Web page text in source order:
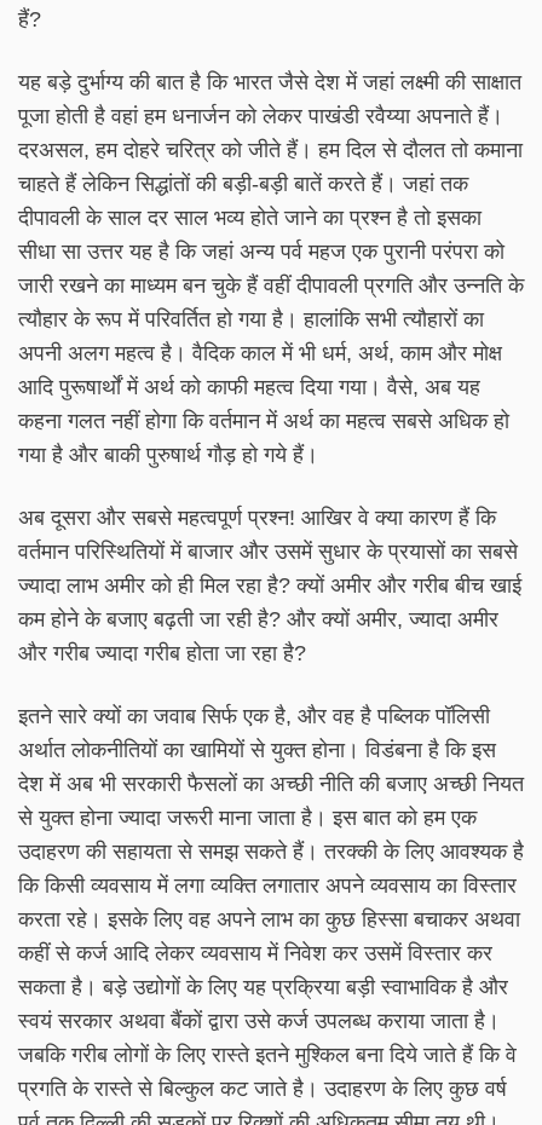
हैं?
यह बड़े दुर्भाग्य की बात है कि भारत जैसे देश में जहां लक्ष्मी की साक्षात
पूजा होती है वहां हम धनार्जन को लेकर पाखंडी रवैय्या अपनाते हैं।
दरअसल, हम दोहरे चरित्र को जीते हैं। हम दिल से दौलत तो कमाना
चाहते हैं लेकिन सिद्धांतों की बड़ी-बड़ी बातें करते हैं। जहां तक
दीपावली के साल दर साल भव्य होते जाने का प्रश्न है तो इसका
सीधा सा उत्तर यह है कि जहां अन्य पर्व महज एक पुरानी परंपरा को
जारी रखने का माध्यम बन चुके हैं वहीं दीपावली प्रगति और उन्नति के
त्यौहार के रूप में परिवर्तित हो गया है। हालांकि सभी त्यौहारों का
अपनी अलग महत्व है। वैदिक काल में भी धर्म, अर्थ, काम और मोक्ष
आदि पुरूषार्थों में अर्थ को काफी महत्व दिया गया। वैसे, अब यह
कहना गलत नहीं होगा कि वर्तमान में अर्थ का महत्व सबसे अधिक हो
गया है और बाकी पुरुषार्थ गौड़ हो गये हैं।
अब दूसरा और सबसे महत्वपूर्ण प्रश्न! आखिर वे क्या कारण हैं कि
वर्तमान परिस्थितियों में बाजार और उसमें सुधार के प्रयासों का सबसे
ज्यादा लाभ अमीर को ही मिल रहा है? क्यों अमीर और गरीब बीच खाई
कम होने के बजाए बढ़ती जा रही है? और क्यों अमीर, ज्यादा अमीर
और गरीब ज्यादा गरीब होता जा रहा है?
इतने सारे क्यों का जवाब सिर्फ एक है, और वह है पब्लिक पॉलिसी
अर्थात लोकनीतियों का खामियों से युक्त होना। विडंबना है कि इस
देश में अब भी सरकारी फैसलों का अच्छी नीति की बजाए अच्छी नियत
से युक्त होना ज्यादा जरूरी माना जाता है। इस बात को हम एक
उदाहरण की सहायता से समझ सकते हैं। तरक्की के लिए आवश्यक है
कि किसी व्यवसाय में लगा व्यक्ति लगातार अपने व्यवसाय का विस्तार
करता रहे। इसके लिए वह अपने लाभ का कुछ हिस्सा बचाकर अथवा
कहीं से कर्ज आदि लेकर व्यवसाय में निवेश कर उसमें विस्तार कर
सकता है। बड़े उद्योगों के लिए यह प्रक्रिया बड़ी स्वाभाविक है और
स्वयं सरकार अथवा बैंकों द्वारा उसे कर्ज उपलब्ध कराया जाता है।
जबकि गरीब लोगों के लिए रास्ते इतने मुश्किल बना दिये जाते हैं कि वे
प्रगति के रास्ते से बिल्कुल कट जाते है। उदाहरण के लिए कुछ वर्ष